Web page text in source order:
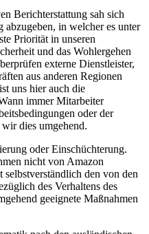
Berichterstattung sah sich
in welcher es unter
Priorität in unseren
und das Wohlergehen
externe Dienstleister,
aus anderen Regionen
uns hier auch die
immer Mitarbeiter
oder der
dies umgehend.
oder Einschüchterung.
nicht von Amazon
den von den
des Verhaltens des
geeignete Maßnahmen